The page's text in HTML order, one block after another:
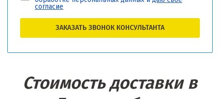
согласие
ЗАКАЗАТЬ ЗВОНОК КОНСУЛЬТАНТА
Стоимость доставки в